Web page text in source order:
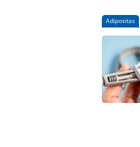
Adipositas